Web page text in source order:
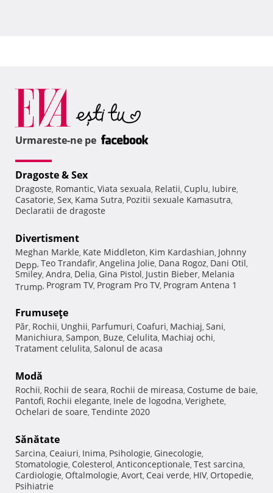
Urmareste-ne pe
Dragoste & Sex
Dragoste, Romantic, Viata sexuala, Relatii, Cuplu, Iubire,
Casatorie, Sex, Kama Sutra, Pozitii sexuale Kamasutra,
Declaratii de dragoste
Divertisment
Meghan Markle, Kate Middleton, Kim Kardashian, Johnny
Depp, Teo Trandafir, Angelina Jolie, Dana Rogoz, Dani Otil,
Smiley, Andra, Delia, Gina Pistol, Justin Bieber, Melania
Trump, Program TV, Program Pro TV, Program Antena 1
Frumuseţe
Păr, Rochii, Unghii, Parfumuri, Coafuri, Machiaj, Sani,
Manichiura, Sampon, Buze, Celulita, Machiaj ochi,
Tratament celulita, Salonul de acasa
Modă
Rochii, Rochii de seara, Rochii de mireasa, Costume de baie,
Pantofi, Rochii elegante, Inele de logodna, Verighete,
Ochelari de soare, Tendinte 2020
Sănătate
Sarcina, Ceaiuri, Inima, Psihologie, Ginecologie,
Stomatologie, Colesterol, Anticonceptionale, Test sarcina,
Cardiologie, Oftalmologie, Avort, Ceai verde, HIV, Ortopedie,
Psihiatrie